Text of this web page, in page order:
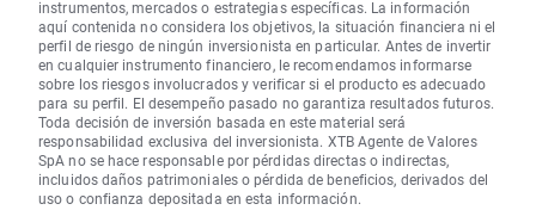
instrumentos, mercados o estrategias específicas. La información
aquí contenida no considera los objetivos, la situación financiera ni el
perfil de riesgo de ningún inversionista en particular. Antes de invertir
en cualquier instrumento financiero, le recomendamos informarse
sobre los riesgos involucrados y verificar si el producto es adecuado
para su perfil. El desempeño pasado no garantiza resultados futuros.
Toda decisión de inversión basada en este material será
responsabilidad exclusiva del inversionista. XTB Agente de Valores
SpA no se hace responsable por pérdidas directas o indirectas,
incluidos daños patrimoniales o pérdida de beneficios, derivados del
uso o confianza depositada en esta información.